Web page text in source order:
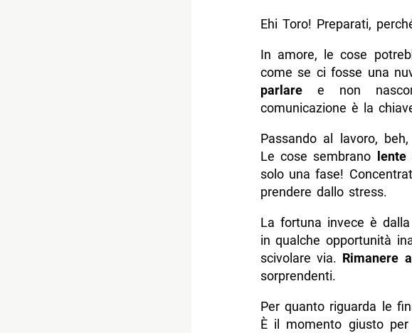
Ehi Toro! Preparati,
In amore, le cose
come se ci fosse una
parlaree non
comunicazione è la
Passando al lavoro,
Le cose sembrano lente
solo una fase!
prendere dallo stress.
La fortuna invece è
in qualche opportunità
scivolare via. Rimanere
sorprendenti.
Per quanto riguarda le
È il momento giusto per